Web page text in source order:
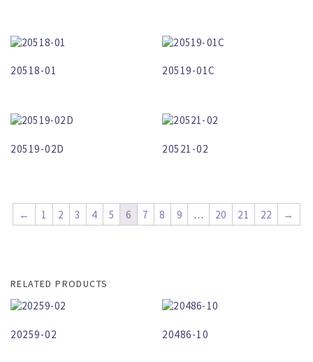
20518-01 20519-01C
20519-02D 20521-02
← 1 2 3 4 5 6 7 8 9 … 20 21 22 →
RELATED PRODUCTS
20259-02 20486-10